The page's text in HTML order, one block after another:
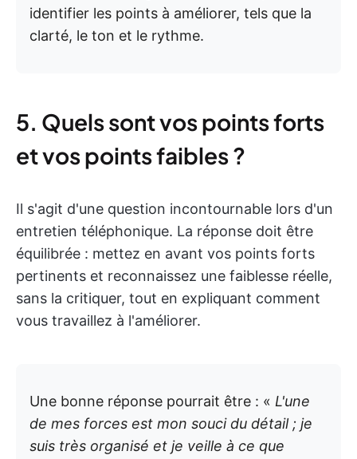
identifier les points à améliorer, tels que la
clarté, le ton et le rythme.
5. Quels sont vos points forts
et vos points faibles ?
Il s'agit d'une question incontournable lors d'un
entretien téléphonique. La réponse doit être
équilibrée : mettez en avant vos points forts
pertinents et reconnaissez une faiblesse réelle,
sans la critiquer, tout en expliquant comment
vous travaillez à l'améliorer.
Une bonne réponse pourrait être : « L'une
de mes forces est mon souci du détail ; je
suis très organisé et je veille à ce que